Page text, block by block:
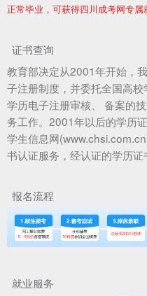
正常毕业，可获得四川成考网专属
证书查询
教育部决定从2001年开始，
子注册制度，并委托全国高
学历电子注册审核、 备案的
务工作。2001年以后的学历
学生信息网
书认证服务，经认证的学历证
报名流程
就业服务